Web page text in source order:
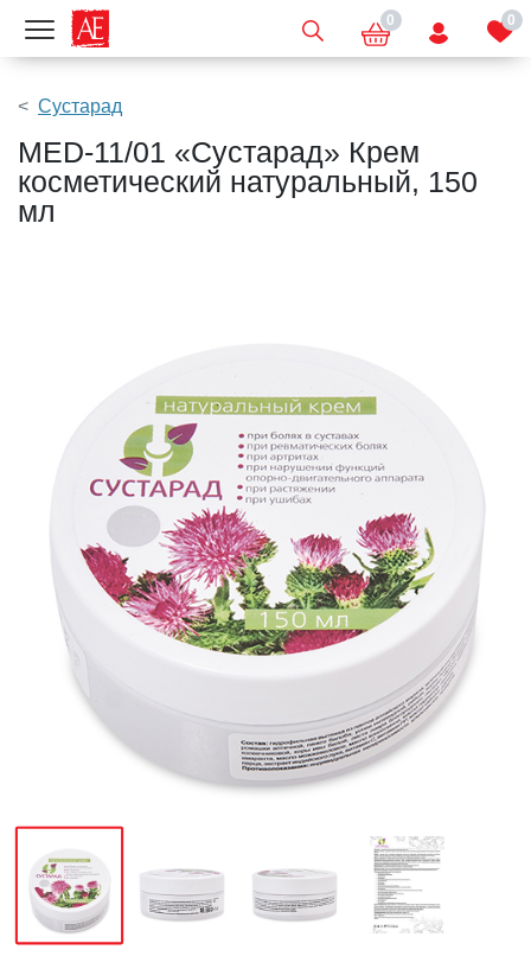
Показать меню 0 0
Сустарад
MED-11/01 «Сустарад» Крем
косметический натуральный, 150
мл